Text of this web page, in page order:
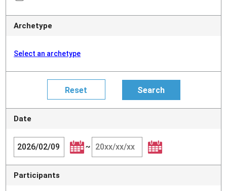
Archetype
Select an archetype
Date
~
Participants